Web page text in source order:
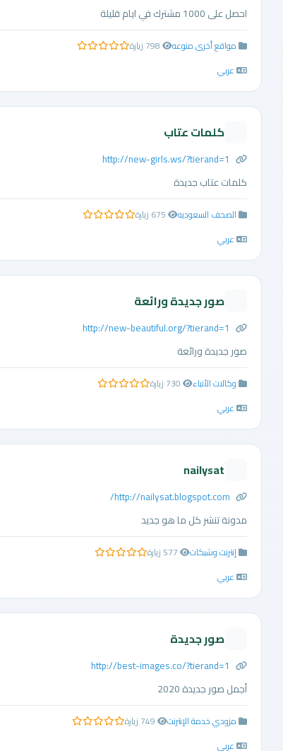
احصل على 1000 مشترك في ايام قليلة
مواقع أخرى منوعه 0.0 من 5 نجوم
عربي
كلمات عتاب
http://new-girls.ws/?tierand=1
كلمات عتاب جديدة
الصحف السعوديه 0.0 من 5 نجوم
عربي
صور جديدة ورائعة
http://new-beautiful.org/?tierand=1
صور جديدة ورائعة
وكالات الأنباء 0.0 من 5 نجوم
عربي
nailysat
http://nailysat.blogspot.com/
مدونة تنشر كل ما هو جديد
إنترنت وشبكات 0.0 من 5 نجوم
عربي
صور جديدة
http://best-images.co/?tierand=1
أجمل صور جديدة 2020
مزودي خدمة الإنترنت 0.0 من 5 نجوم
عربي